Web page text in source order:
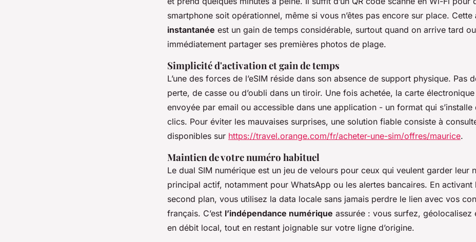
smartphone soit opérationnel, même si vous n’êtes pas encore sur place. Cette
instantanée est un gain de temps considérable, surtout quand on arrive tard ou
immédiatement partager ses premières photos de plage.
Simplicité d'activation et gain de temps
L’une des forces de l’eSIM réside dans son absence de support physique. Pas
perte, de casse ou d’oubli dans un tiroir. Une fois achetée, la carte
envoyée par email ou accessible dans une application - un format qui s’installe
clics. Pour éviter les mauvaises surprises, une solution fiable consiste à
disponibles sur https://travel.orange.com/fr/acheter-une-sim/offres/maurice.
Maintien de votre numéro habituel
Le dual SIM numérique est un jeu de velours pour ceux qui veulent garder leur
principal actif, notamment pour WhatsApp ou les alertes bancaires. En activant
second plan, vous utilisez la data locale sans jamais perdre le lien avec vos
français. C’est l’indépendance numérique assurée : vous surfez, géolocalisez
en débit local, tout en restant joignable sur votre ligne d’origine.